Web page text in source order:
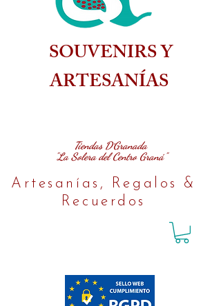
SOUVENIRS Y
ARTESANÍAS
Tiendas D´Granada
"La Solera del Centro Graná"
Artesanías, Regalos &
Recuerdos